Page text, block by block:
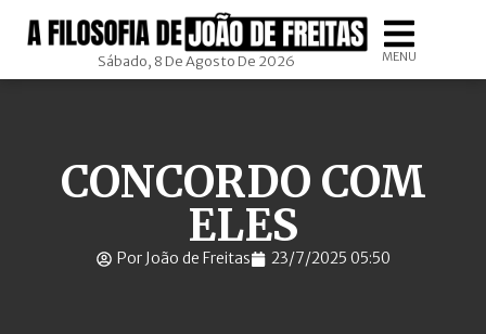
Sábado, 8 De Agosto De 2026 MENU
CONCORDO COM
ELES
Por João de Freitas 23/7/2025 05:50